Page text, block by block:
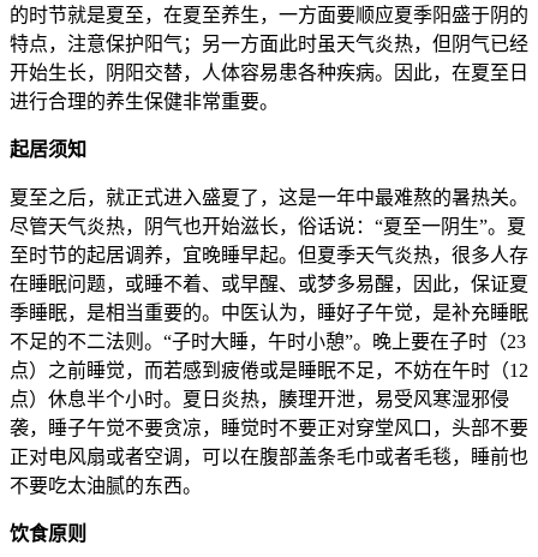
的时节就是夏至，在夏至养生，一方面要顺应夏季阳盛于阴的
特点，注意保护阳气；另一方面此时虽天气炎热，但阴气已经
开始生长，阴阳交替，人体容易患各种疾病。因此，在夏至日
进行合理的养生保健非常重要。
起居须知
夏至之后，就正式进入盛夏了，这是一年中最难熬的暑热关。
尽管天气炎热，阴气也开始滋长，俗话说：“夏至一阴生”。夏
至时节的起居调养，宜晚睡早起。但夏季天气炎热，很多人存
在睡眠问题，或睡不着、或早醒、或梦多易醒，因此，保证夏
季睡眠，是相当重要的。中医认为，睡好子午觉，是补充睡眠
不足的不二法则。“子时大睡，午时小憩”。晚上要在子时（23
点）之前睡觉，而若感到疲倦或是睡眠不足，不妨在午时（12
点）休息半个小时。夏日炎热，腠理开泄，易受风寒湿邪侵
袭，睡子午觉不要贪凉，睡觉时不要正对穿堂风口，头部不要
正对电风扇或者空调，可以在腹部盖条毛巾或者毛毯，睡前也
不要吃太油腻的东西。
饮食原则